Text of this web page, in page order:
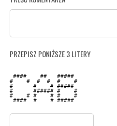
PRZEPISZ PONIŻSZE 3 LITERY
####    ##   #####
#    #  #  #  #    #
#      #    # #####
#      ###### #    #
#    # #    # #    #
####  #    # #####